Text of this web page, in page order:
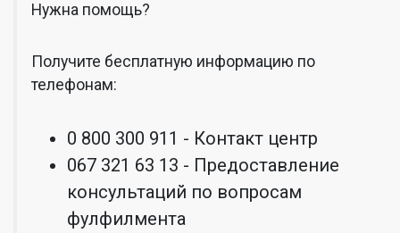
Нужна помощь?
Получите бесплатную информацию по
телефонам:
0 800 300 911 - Контакт центр
067 321 63 13 - Предоставление
консультаций по вопросам
фулфилмента